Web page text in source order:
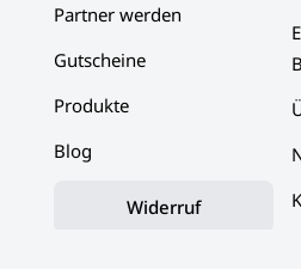
Partner werden
Gutscheine
Produkte
Blog
Widerruf